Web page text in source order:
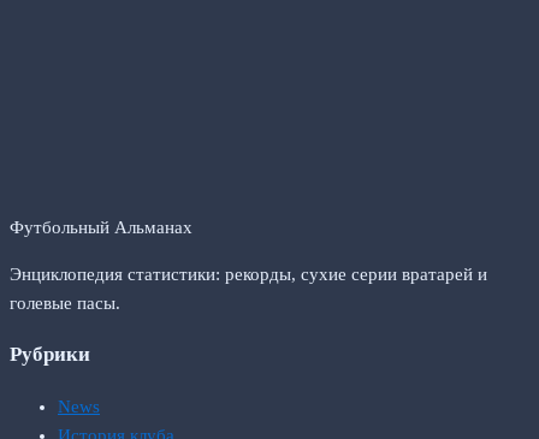
Футбольный Альманах
Энциклопедия статистики: рекорды, сухие серии вратарей и
голевые пасы.
Рубрики
News